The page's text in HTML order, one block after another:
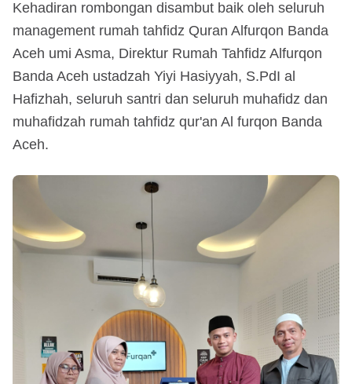
Kehadiran rombongan disambut baik oleh seluruh
management rumah tahfidz Quran Alfurqon Banda
Aceh umi Asma, Direktur Rumah Tahfidz Alfurqon
Banda Aceh ustadzah Yiyi Hasiyyah, S.PdI al
Hafizhah, seluruh santri dan seluruh muhafidz dan
muhafidzah rumah tahfidz qur'an Al furqon Banda
Aceh.